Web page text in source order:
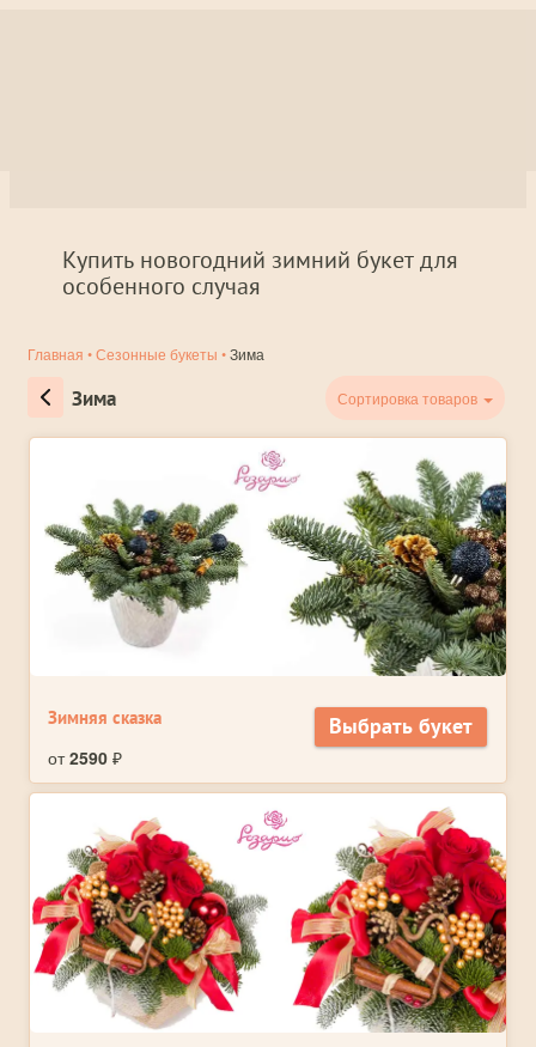
Купить новогодний зимний букет для
особенного случая
Главная •Сезонные букеты •Зима
Зима
Зимняя сказка
от2590 ₽
Выбрать букет
Сортировка товаров